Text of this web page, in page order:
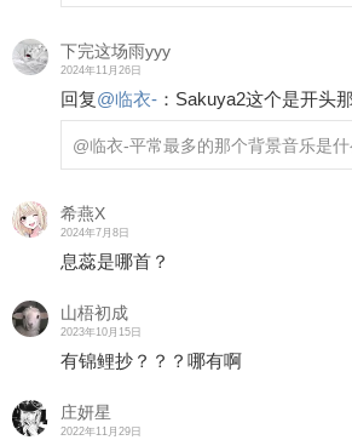
下完这场雨yyy
2024年11月26日
回复@临衣- ： Sakuya2这个是开头
@临衣-平常最多的那个背景音乐是
希燕X
2024年7月8日
息蕊是哪首？
山梧初成
2023年10月15日
有锦鲤抄？？？哪有啊
庄妍星
2022年11月29日